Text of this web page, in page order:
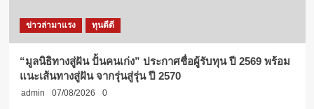
ข่าวล่ามาแรง ทุนดีดี
“มูลนิธิทางสู่ฝัน ปั้นคนเก่ง” ประกาศชื่อผู้รับทุน ปี 2569 พร้อม
แนะเส้นทางสู่ฝัน จากรุ่นสู่รุ่น ปี 2570
admin 07/08/2026 0